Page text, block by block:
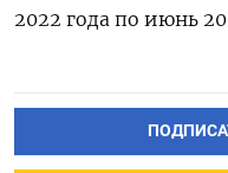
2022 года по июнь